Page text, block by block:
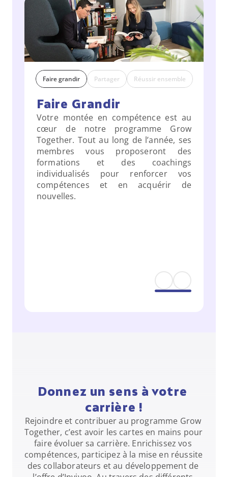
Faire grandir Partager Réussir ensemble
Faire Grandir
Votre montée en compétence est au
cœur de notre programme Grow
Together. Tout au long de l’année, ses
membres vous proposeront des
formations et des coachings
individualisés pour renforcer vos
compétences et en acquérir de
nouvelles.
Donnez un sens à votre
carrière !
Rejoindre et contribuer au programme Grow
Together, c’est avoir les cartes en mains pour
faire évoluer sa carrière. Enrichissez vos
compétences, participez à la mise en réussite
des collaborateurs et au développement de